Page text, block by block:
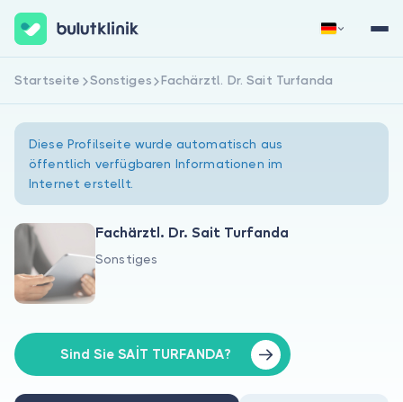
Über uns
Für Patienten
Für Ärzte
Jetzt registrieren Anmelden
Startseite Sonstiges Fachärztl. Dr. Sait Turfanda
Diese Profilseite wurde automatisch aus
öffentlich verfügbaren Informationen im
Internet erstellt.
Fachärztl. Dr. Sait Turfanda
Sonstiges
Sind Sie SAİT TURFANDA?